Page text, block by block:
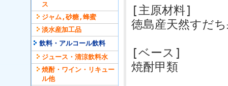
ス
ジャム,砂糖,蜂蜜
淡水産加工品
飲料・アルコール飲料
ジュース・清涼飲料水
焼酎・ワイン・リキュー
ル他
[主原材料]
徳島産天然すだ
[ベース]
焼酎甲類